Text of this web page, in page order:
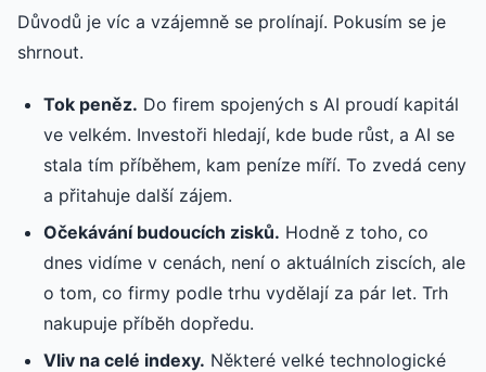
Důvodů je víc a vzájemně se prolínají. Pokusím se je
shrnout.
Tok peněz. Do firem spojených s AI proudí kapitál
ve velkém. Investoři hledají, kde bude růst, a AI se
stala tím příběhem, kam peníze míří. To zvedá ceny
a přitahuje další zájem.
Očekávání budoucích zisků. Hodně z toho, co
dnes vidíme v cenách, není o aktuálních ziscích, ale
o tom, co firmy podle trhu vydělají za pár let. Trh
nakupuje příběh dopředu.
Vliv na celé indexy. Některé velké technologické